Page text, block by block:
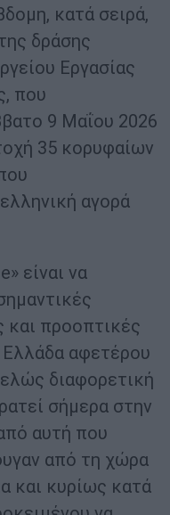
κατά σειρά,
δράσης
Εργασίας
που
9 Μαΐου 2026
35 κορυφαίων
αγορά
είναι να
και προοπτικές
αφετέρου
διαφορετική
σήμερα στην
αυτή που
από τη χώρα
και κυρίως κατά